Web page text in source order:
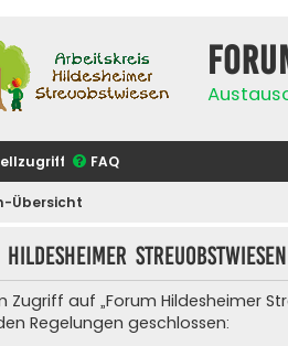
FAQ
Übersicht
Hildesheimer
Zugriff auf „Forum Hildesheimer
Regelungen geschlossen: